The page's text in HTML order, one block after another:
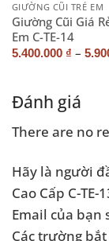
GIƯỜNG CŨI TRẺ EM
Giường Cũi Giá
Em C-TE-14
5.400.000 ₫ –
Đánh giá
There are no
Hãy là người
Cao Cấp C-TE-
Email của bạn
Các trường